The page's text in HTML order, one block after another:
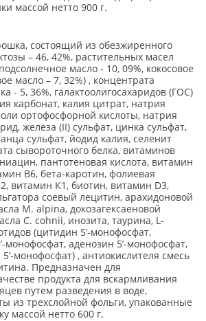
массой нетто 900 г.
состоящий из обезжиренного
– 46, 42%, растительных масел
масло - 10, 09%, кокосовое
масло – 7, 32%) , концентрата
- 5, 36%, галактоолигосахаридов (ГОС)
карбонат, калия цитрат, натрия
ортофосфорной кислоты, натрия
железа (II) сульфат, цинка сульфат,
сульфат, йодид калия, селенит
сывороточного белка, витаминов
пантотеновая кислота, витамин
В6, бета-каротин, фолиевая
витамин К1, биотин, витамин D3,
соевый лецитин, арахидоновой
M. alpina, докозагексаеновой
C. cohnii, инозита, таурина, L-
(цитидин 5’-монофосфат,
монофосфат, аденозин 5’-монофосфат,
монофосфат) , антиокислителя смесь
Предназначен для
продукта для вскармливания
путем разведения в воде,
из трехслойной фольги, упакованные
массой нетто 600 г.